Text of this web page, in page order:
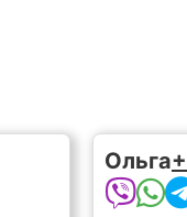
Ольга